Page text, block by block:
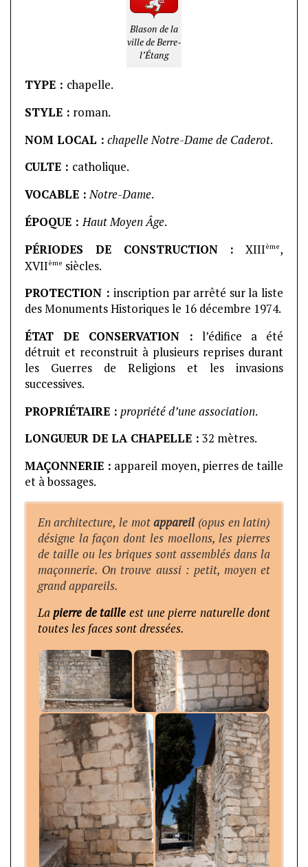
Blason de la
ville de Berre-
l’Étang
TYPE : chapelle.
STYLE : roman.
NOM LOCAL : chapelle Notre-Dame de Caderot.
CULTE : catholique.
VOCABLE : Notre-Dame.
ÉPOQUE :HautMoyen Âge.
PÉRIODES DE CONSTRUCTION : XIIIème,
XVIIème siècles.
PROTECTION :inscription par arrêté sur la liste
des Monuments Historiques le 16 décembre 1974.
ÉTAT DE CONSERVATION :l’édifice a été
détruit et reconstruit à plusieurs reprises durant
les Guerres de Religions et les invasions
successives.
PROPRIÉTAIRE : propriété d’une association.
LONGUEUR DE LA CHAPELLE : 32 mètres.
MAÇONNERIE : appareil moyen, pierres de taille
et à bossages.
En architecture, le motappareil (opus en latin)
désigne la façon dont les moellons, les pierres
de taille ou les briques sont assemblés dans la
maçonnerie. On trouve aussi : petit, moyen et
grand appareils.
Lapierre de taille est une pierre naturelle dont
toutes les faces sont dressées.